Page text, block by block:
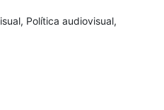
Política audiovisual,